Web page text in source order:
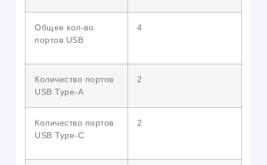
Общее кол-во
портов USB
4
Количество портов
USB Type-A
2
Количество портов
USB Type-C
2